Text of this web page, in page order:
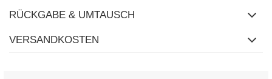
RÜCKGABE & UMTAUSCH
VERSANDKOSTEN